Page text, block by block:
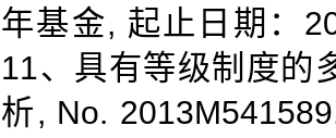
年基金, 起止日期：
11、具有等级制度的
析, No.